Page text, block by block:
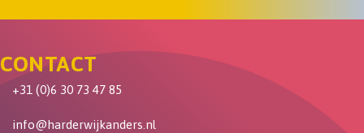
CONTACT
+31 (0)6 30 73 47 85
info@harderwijkanders.nl